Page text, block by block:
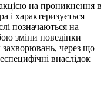
на проникнення в
і характеризується
позначаються на
зміни поведінки
захворювань, через що
внаслідок